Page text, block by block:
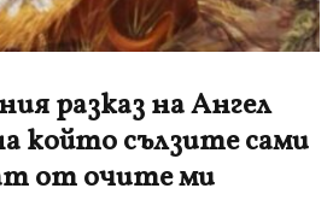
разказ на Ангел
който сълзите сами
от очите ми